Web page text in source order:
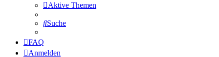
Aktive Themen
Suche
FAQ
Anmelden